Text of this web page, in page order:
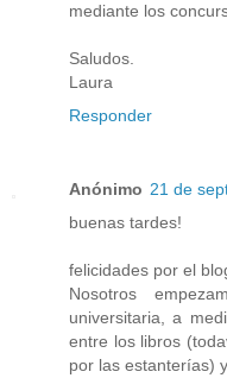
mediante los
Saludos.
Laura
Responder
Anónimo 21 de
buenas tardes!
felicidades por el
Nosotros
universitaria, a
entre los libros
por las estanterías)